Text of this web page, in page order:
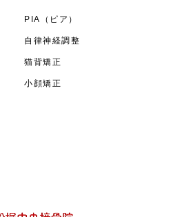
PIA（ピア）
自律神経調整
猫背矯正
小顔矯正